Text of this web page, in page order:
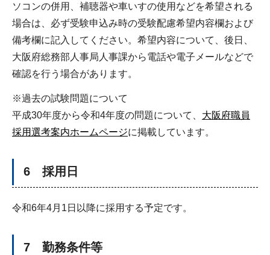
ソコンの併用、補聴器や車いすの使用などを希望される
場合は、必ず受験申込み時の受験配慮希望内容欄および
備考欄に記入してください。希望内容について、後日、
大阪府総務部人事局人事課から電話や電子メールなどで
確認を行う場合があります。
※過去の試験問題について
平成30年度から令和4年度の問題について、 大阪府職員
採用選考案内ホームページに掲載しています。
6 採用日
令和6年4月1日以降に採用する予定です。
7 勤務条件等